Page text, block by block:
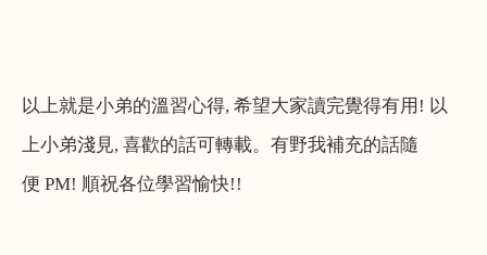
以上就是小弟的溫習心得, 希望大家讀完覺得有用 ! 以
上小弟淺見, 喜歡的話可轉載。有野我補充的話隨
便 PM! 順祝各位學習愉快!!